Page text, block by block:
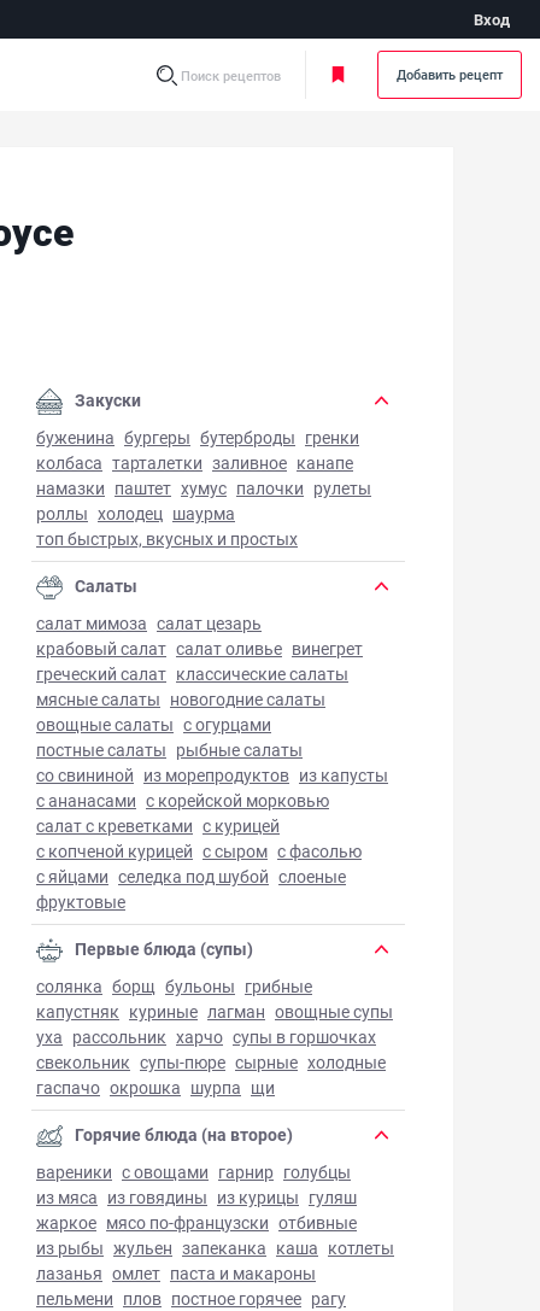
Вход
Поиск рецептов Добавить рецепт
кальмар в сметанном соусе - фото готового блюда
Закуски
буженина бургеры бутерброды гренки
колбаса тарталетки заливное канапе
намазки паштет хумус палочки рулеты
роллы холодец шаурма
топ быстрых, вкусных и простых
Салаты
салат мимоза салат цезарь
крабовый салат салат оливье винегрет
греческий салат классические салаты
мясные салаты новогодние салаты
овощные салаты с огурцами
постные салаты рыбные салаты
со свининой из морепродуктов из капусты
с ананасами с корейской морковью
салат с креветками с курицей
с копченой курицей с сыром с фасолью
с яйцами селедка под шубой слоеные
фруктовые
Первые блюда (супы)
солянка борщ бульоны грибные
капустняк куриные лагман овощные супы
уха рассольник харчо супы в горшочках
свекольник супы-пюре сырные холодные
гаспачо окрошка шурпа щи
Горячие блюда (на второе)
вареники с овощами гарнир голубцы
из мяса из говядины из курицы гуляш
жаркое мясо по-французски отбивные
из рыбы жульен запеканка каша котлеты
лазанья омлет паста и макароны
пельмени плов постное горячее рагу